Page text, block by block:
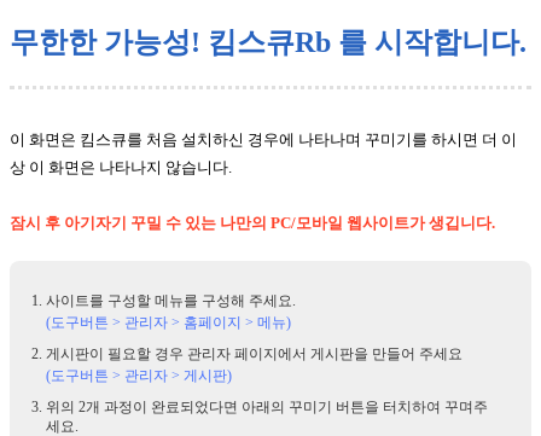
무한한 가능성! 킴스큐Rb 를 시작합니다.
이 화면은 킴스큐를 처음 설치하신 경우에 나타나며 꾸미기를 하시면 더 이
상 이 화면은 나타나지 않습니다.
잠시 후 아기자기 꾸밀 수 있는 나만의 PC/모바일 웹사이트가 생깁니다.
사이트를 구성할 메뉴를 구성해 주세요.
(도구버튼 > 관리자 > 홈페이지 > 메뉴)
게시판이 필요할 경우 관리자 페이지에서 게시판을 만들어 주세요
(도구버튼 > 관리자 > 게시판)
위의 2개 과정이 완료되었다면 아래의 꾸미기 버튼을 터치하여 꾸며주
세요.